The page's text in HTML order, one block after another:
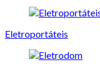
Eletroportáteis